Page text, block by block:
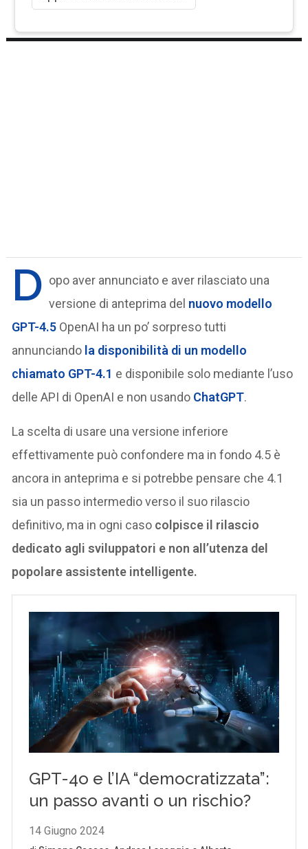
D opo aver annunciato e aver rilasciato una
versione di anteprima del nuovo modello
GPT-4.5 OpenAI ha un po’ sorpreso tutti
annunciando la disponibilità di un modello
chiamato GPT-4.1 e disponibile solo mediante l’uso
delle API di OpenAI e non usando ChatGPT.
La scelta di usare una versione inferiore
effettivamente può confondere ma in fondo 4.5 è
ancora in anteprima e si potrebbe pensare che 4.1
sia un passo intermedio verso il suo rilascio
definitivo, ma in ogni caso colpisce il rilascio
dedicato agli sviluppatori e non all’utenza del
popolare assistente intelligente.